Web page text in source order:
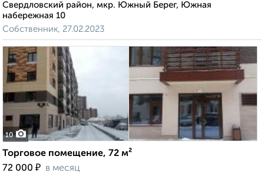
Свердловский район, мкр. Южный Берег, Южная
набережная 10
Собственник, 27.02.2023
10
Торговое помещение, 72 м²
72 000 ₽ в месяц